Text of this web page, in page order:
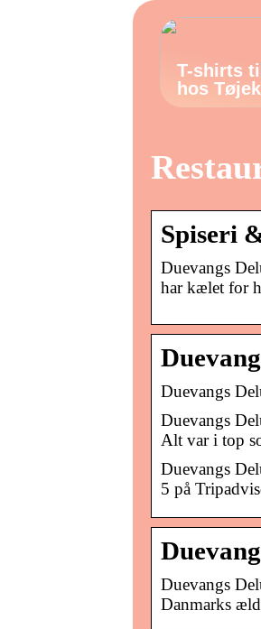
T-shirts
hos
Spiseri
Duevangs
har kælet for
Duevangs
Duevangs
Alt var i top
Duevangs
5 på
Duevangs
Danmarks